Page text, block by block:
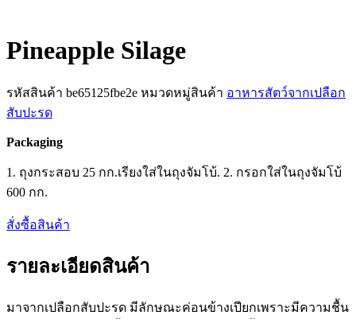
Pineapple Silage
รหัสสินค้า be65125fbe2e หมวดหมู่สินค้า อาหารสัตว์จากเปลือก
สับปะรด
Packaging
1. ถุงกระสอบ 25 กก.เรียงใส่ในถุงจัมโบ้. 2. กรอกใส่ในถุงจัมโบ้
600 กก.
สั่งซื้อสินค้า
รายละเอียดสินค้า
มาจากเปลือกสับปะรด มีลักษณะค่อนข้างเปียกเพราะมีความชื้น